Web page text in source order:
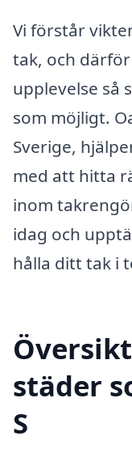
Vi förstår
tak, och
upplevelse så
som möjligt.
Sverige,
med att hitta
inom
idag och
hålla ditt tak i
städer
S